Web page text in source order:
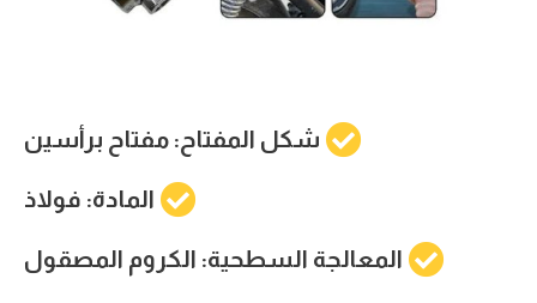
شكل المفتاح: مفتاح برأسين
المادة: فولاذ
المعالجة السطحية: الكروم المصقول